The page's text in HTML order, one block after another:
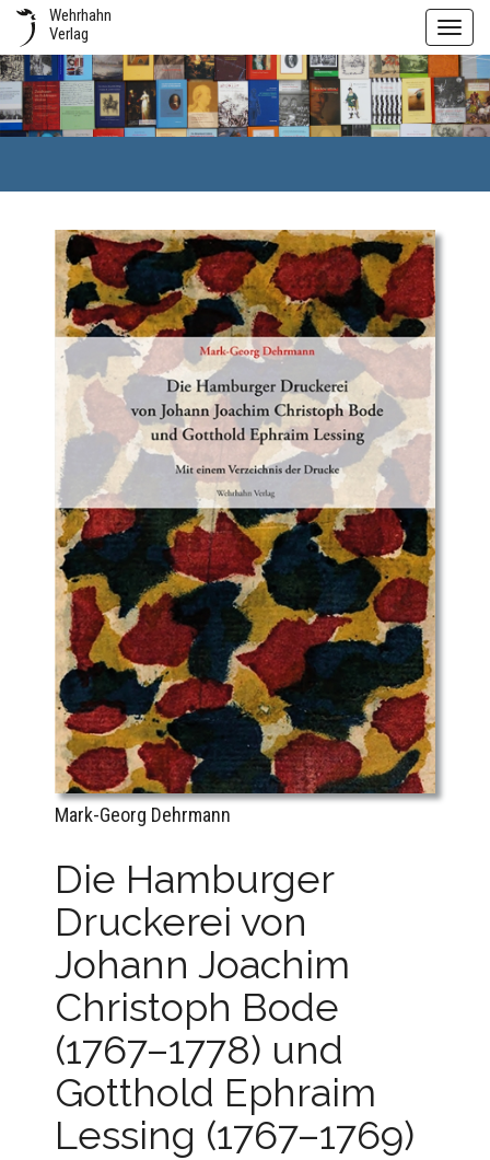
Wehrhahn
Verlag
Mark-Georg Dehrmann
Die Hamburger
Druckerei von
Johann Joachim
Christoph Bode
(1767–1778) und
Gotthold Ephraim
Lessing (1767–1769)